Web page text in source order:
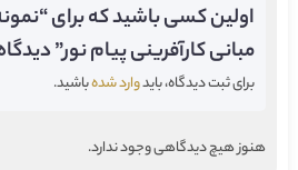
اولین کسی باشید که برای
مبانی کارآفرینی پیام نور”
برای ثبت دیدگاه، بایدوارد شدهباشید.
هنوز هیچ دیدگاهی وجود ندارد.